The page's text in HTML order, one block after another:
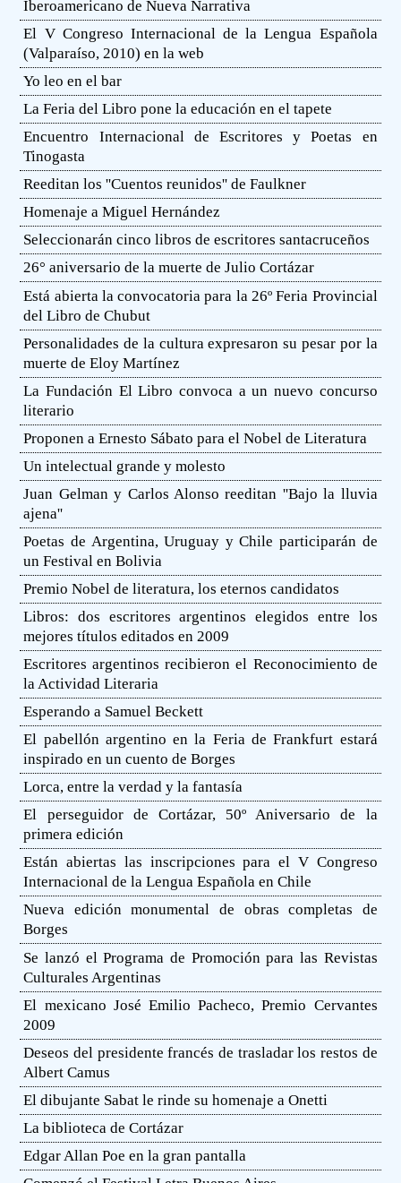
Iberoamericano de Nueva Narrativa
El V Congreso Internacional de la Lengua Española
(Valparaíso, 2010) en la web
Yo leo en el bar
La Feria del Libro pone la educación en el tapete
Encuentro Internacional de Escritores y Poetas en
Tinogasta
Reeditan los ''Cuentos reunidos'' de Faulkner
Homenaje a Miguel Hernández
Seleccionarán cinco libros de escritores santacruceños
26° aniversario de la muerte de Julio Cortázar
Está abierta la convocatoria para la 26º Feria Provincial
del Libro de Chubut
Personalidades de la cultura expresaron su pesar por la
muerte de Eloy Martínez
La Fundación El Libro convoca a un nuevo concurso
literario
Proponen a Ernesto Sábato para el Nobel de Literatura
Un intelectual grande y molesto
Juan Gelman y Carlos Alonso reeditan ''Bajo la lluvia
ajena''
Poetas de Argentina, Uruguay y Chile participarán de
un Festival en Bolivia
Premio Nobel de literatura, los eternos candidatos
Libros: dos escritores argentinos elegidos entre los
mejores títulos editados en 2009
Escritores argentinos recibieron el Reconocimiento de
la Actividad Literaria
Esperando a Samuel Beckett
El pabellón argentino en la Feria de Frankfurt estará
inspirado en un cuento de Borges
Lorca, entre la verdad y la fantasía
El perseguidor de Cortázar, 50º Aniversario de la
primera edición
Están abiertas las inscripciones para el V Congreso
Internacional de la Lengua Española en Chile
Nueva edición monumental de obras completas de
Borges
Se lanzó el Programa de Promoción para las Revistas
Culturales Argentinas
El mexicano José Emilio Pacheco, Premio Cervantes
2009
Deseos del presidente francés de trasladar los restos de
Albert Camus
El dibujante Sabat le rinde su homenaje a Onetti
La biblioteca de Cortázar
Edgar Allan Poe en la gran pantalla